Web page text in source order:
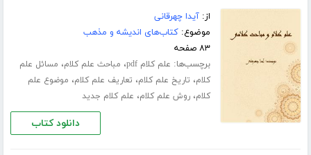
از:آیدا چهرقانی
موضوع:کتاب‌های اندیشه و مذهب
۸۳ صفحه
برچسب‌ها: علم کلام pdf ، مباحث علم کلام، مسائل علم
کلام، تاریخ علم کلام، تعاریف علم کلام، موضوع علم
کلام،روش علم کلام، علم کلام جدید
دانلود کتاب